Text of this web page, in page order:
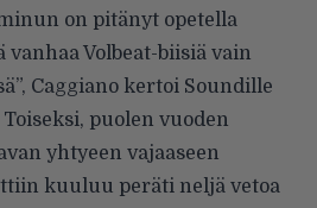
on pitänyt opetella
Volbeat-biisiä vain
Caggiano kertoi Soundille
puolen vuoden
yhtyeen vajaaseen
kuuluu peräti neljä vetoa